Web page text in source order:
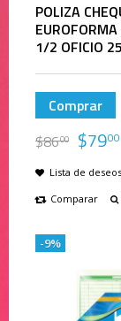
POLIZA
1/2 OFICIO
Comprar
$8600 $7900
Lista de deseos
Comparar
-9%